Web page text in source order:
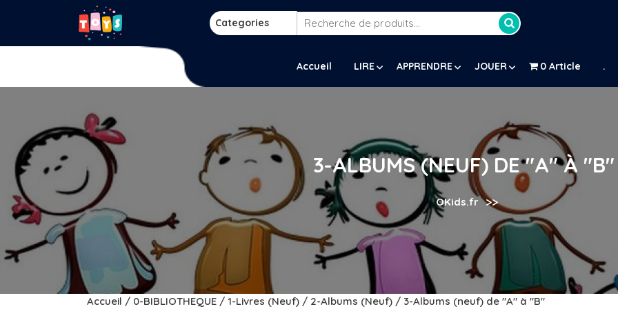
Categories
Recherche
Accueil LIRE APPRENDRE JOUER 0 Article .
3-ALBUMS (NEUF) DE "A" À "B"
OKids.fr >>
Accueil / 0-BIBLIOTHEQUE / 1-Livres (Neuf) / 2-Albums (Neuf) / 3-Albums (neuf) de "A" à "B"